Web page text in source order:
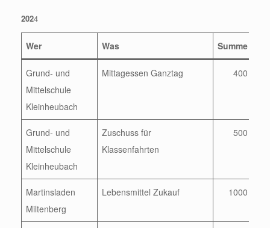
2024
Wer Was Summe
Grund- und
Mittelschule
Kleinheubach
Mittagessen Ganztag 400
Grund- und
Mittelschule
Kleinheubach
Zuschuss für
Klassenfahrten
500
Martinsladen
Miltenberg
Lebensmittel Zukauf 1000